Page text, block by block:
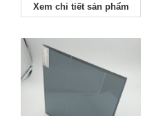
Xem chi tiết sản phẩm